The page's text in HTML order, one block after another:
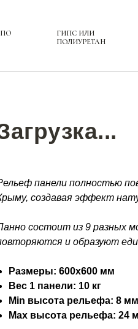
ГИПС ИЛИ
ПОЛИУРЕТАН
панели полностью
создавая эффект
состоит из 9 разных
и образуют
Размеры: 600х600 мм
Вес 1 панели: 10 кг
Min высота рельефа: 8 мм
Max высота рельефа: 24